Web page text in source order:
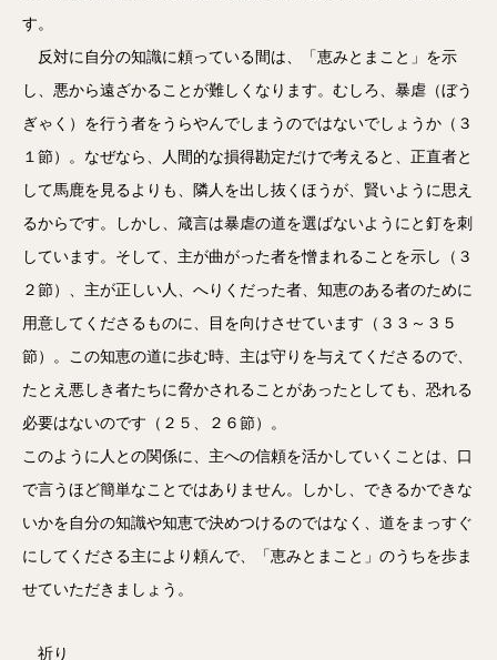
す。
反対に自分の知識に頼っている間は、「恵みとまこと」を示
し、悪から遠ざかることが難しくなります。むしろ、暴虐（ぼう
ぎゃく）を行う者をうらやんでしまうのではないでしょうか（３
１節）。なぜなら、人間的な損得勘定だけで考えると、正直者と
して馬鹿を見るよりも、隣人を出し抜くほうが、賢いように思え
るからです。しかし、箴言は暴虐の道を選ばないようにと釘を刺
しています。そして、主が曲がった者を憎まれることを示し（３
２節）、主が正しい人、へりくだった者、知恵のある者のために
用意してくださるものに、目を向けさせています（３３～３５
節）。この知恵の道に歩む時、主は守りを与えてくださるので、
たとえ悪しき者たちに脅かされることがあったとしても、恐れる
必要はないのです（２５、２６節）。
このように人との関係に、主への信頼を活かしていくことは、口
で言うほど簡単なことではありません。しかし、できるかできな
いかを自分の知識や知恵で決めつけるのではなく、道をまっすぐ
にしてくださる主により頼んで、「恵みとまこと」のうちを歩ま
せていただきましょう。
祈り